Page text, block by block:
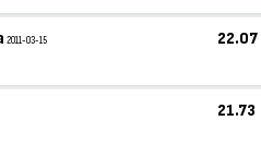
2011-03-15 22.07
21.73